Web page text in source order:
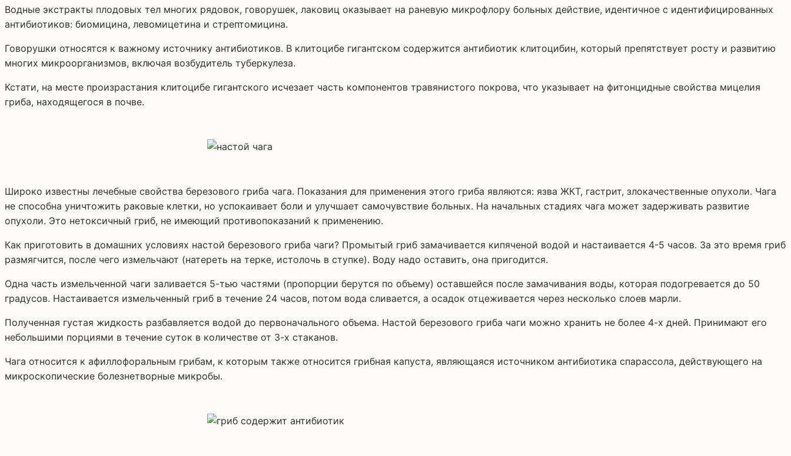
Водные экстракты плодовых тел многих рядовок, говорушек, лаковиц оказывает на раневую микрофлору больных действие, идентичное с идентифицированных
антибиотиков: биомицина, левомицетина и стрептомицина.
Говорушки относятся к важному источнику антибиотиков. В клитоцибе гигантском содержится антибиотик клитоцибин, который препятствует росту и развитию
многих микроорганизмов, включая возбудитель туберкулеза.
Кстати, на месте произрастания клитоцибе гигантского исчезает часть компонентов травянистого покрова, что указывает на фитонцидные свойства мицелия
гриба, находящегося в почве.
Широко известны лечебные свойства березового гриба чага. Показания для применения этого гриба являются: язва ЖКТ, гастрит, злокачественные опухоли. Чага
не способна уничтожить раковые клетки, но успокаивает боли и улучшает самочувствие больных. На начальных стадиях чага может задерживать развитие
опухоли. Это нетоксичный гриб, не имеющий противопоказаний к применению.
Как приготовить в домашних условиях настой березового гриба чаги? Промытый гриб замачивается кипяченой водой и настаивается 4-5 часов. За это время гриб
размягчится, после чего измельчают (натереть на терке, истолочь в ступке). Воду надо оставить, она пригодится.
Одна часть измельченной чаги заливается 5-тью частями (пропорции берутся по объему) оставшейся после замачивания воды, которая подогревается до 50
градусов. Настаивается измельченный гриб в течение 24 часов, потом вода сливается, а осадок отцеживается через несколько слоев марли.
Полученная густая жидкость разбавляется водой до первоначального объема. Настой березового гриба чаги можно хранить не более 4-х дней. Принимают его
небольшими порциями в течение суток в количестве от 3-х стаканов.
Чага относится к афиллофоральным грибам, к которым также относится грибная капуста, являющаяся источником антибиотика спарассола, действующего на
микроскопические болезнетворные микробы.